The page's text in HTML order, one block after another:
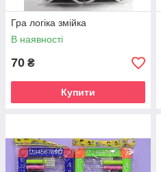
Гра логіка змійка
В наявності
70 ₴
Купити